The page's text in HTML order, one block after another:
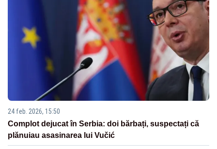
24 feb. 2026, 15:50
Complot dejucat în Serbia: doi bărbați, suspectați că
plănuiau asasinarea lui Vučić